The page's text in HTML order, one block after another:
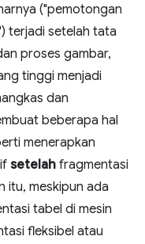
("pemotongan
terjadi setelah tata
proses gambar,
tinggi menjadi
dan
beberapa hal
menerapkan
setelah fragmentasi
itu, meskipun ada
tabel di mesin
fleksibel atau